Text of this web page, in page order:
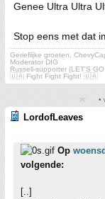
Genee Ultra Ultra
Stop eens met dat
Gerieflijke groeten,
Moderator DIG
Russell-supporter (LET'S
🇺🇦 Fight Fight Fight! 🇺🇦
•
LordofLeaves
Op
volgende:
[..]